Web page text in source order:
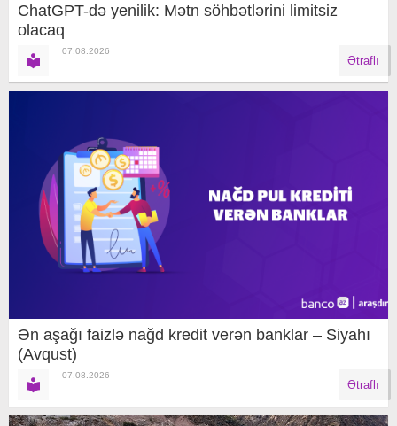
ChatGPT-də yenilik: Mətn söhbətlərini limitsiz
olacaq
07.08.2026
Ətraflı
Ən aşağı faizlə nağd kredit verən banklar – Siyahı
(Avqust)
07.08.2026
Ətraflı